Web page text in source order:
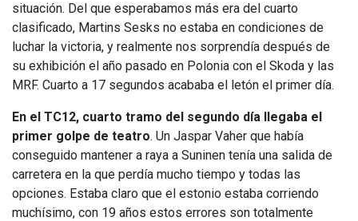
situación. Del que esperabamos más era del cuarto
clasificado, Martins Sesks no estaba en condiciones de
luchar la victoria, y realmente nos sorprendía después de
su exhibición el año pasado en Polonia con el Skoda y las
MRF. Cuarto a 17 segundos acababa el letón el primer día.
En el TC12, cuarto tramo del segundo día llegaba el
primer golpe de teatro. Un Jaspar Vaher que había
conseguido mantener a raya a Suninen tenía una salida de
carretera en la que perdía mucho tiempo y todas las
opciones. Estaba claro que el estonio estaba corriendo
muchísimo, con 19 años estos errores son totalmente